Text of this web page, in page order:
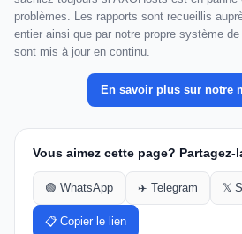
problèmes. Les rapports sont recueillis
entier ainsi que par notre propre système
sont mis à jour en continu.
En savoir plus sur notre
Vous aimez cette page? Partagez-
🟢 WhatsApp ✈️ Telegram 𝕏
📋 Copier le lien